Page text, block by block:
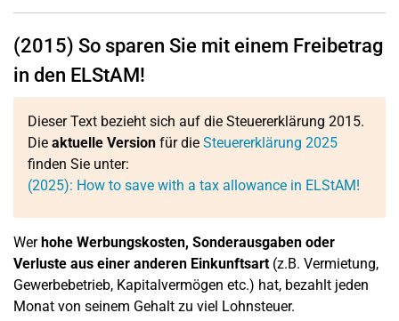
(2015) So sparen Sie mit einem Freibetrag
in den ELStAM!
Dieser Text bezieht sich auf die Steuererklärung 2015.
Die aktuelle Version für die Steuererklärung 2025
finden Sie unter:
(2025): How to save with a tax allowance in ELStAM!
Werhohe Werbungskosten, Sonderausgaben oder
Verluste aus einer anderen Einkunftsart(z.B. Vermietung,
Gewerbebetrieb, Kapitalvermögen etc.) hat, bezahlt jeden
Monat von seinem Gehalt zu viel Lohnsteuer.